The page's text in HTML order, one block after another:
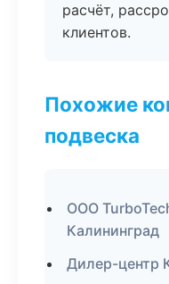
расчёт,
клиентов.
Похожие
подвеска
ООО
Калининград
Дилер-центр